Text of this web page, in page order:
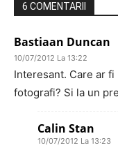
6 COMENTARII
Bastiaan Duncan
10/07/2012 La 13:22
Interesant. Care ar
fotografi? Si la un
Calin Stan
10/07/2012 La 13:23